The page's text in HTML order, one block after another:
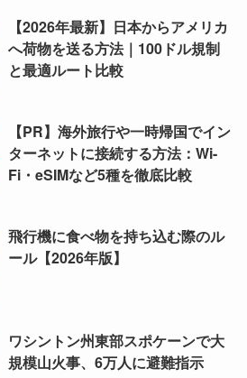
【2026年最新】日本からアメリカ
へ荷物を送る方法｜100ドル規制
と最適ルート比較
【PR】海外旅行や一時帰国でイン
ターネットに接続する方法：Wi-
Fi・eSIMなど5種を徹底比較
飛行機に食べ物を持ち込む際のル
ール【2026年版】
ワシントン州東部スポケーンで大
規模山火事、6万人に避難指示